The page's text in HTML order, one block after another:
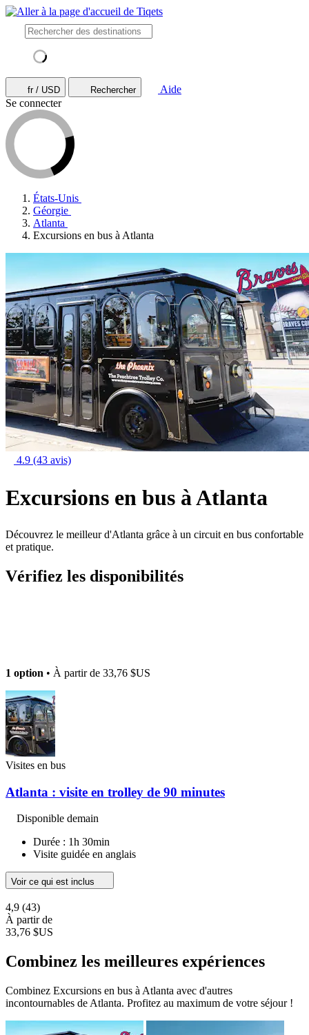
fr / USD Rechercher
Aide
Se connecter
États-Unis
Géorgie
Atlanta
Excursions en bus à Atlanta
4.9 (43 avis)
Excursions en bus à Atlanta
Découvrez le meilleur d'Atlanta grâce à un circuit en bus confortable
et pratique.
Vérifiez les disponibilités
1 option • À partir de 33,76 $US
Visites en bus
Atlanta : visite en trolley de 90 minutes
Disponible demain
Durée : 1h 30min
Visite guidée en anglais
Voir ce qui est inclus
4,9 (43)
À partir de
33,76 $US
Combinez les meilleures expériences
Combinez Excursions en bus à Atlanta avec d'autres
incontournables de Atlanta. Profitez au maximum de votre séjour !